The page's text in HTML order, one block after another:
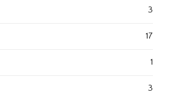
3
17
1
3